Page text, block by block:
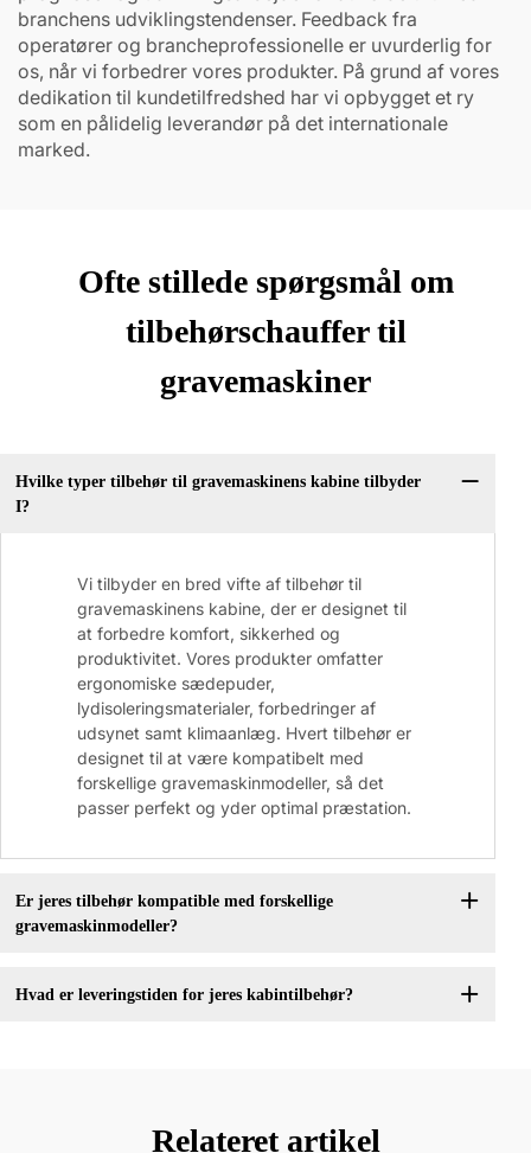
branchens udviklingstendenser. Feedback fra
operatører og brancheprofessionelle er uvurderlig for
os, når vi forbedrer vores produkter. På grund af vores
dedikation til kundetilfredshed har vi opbygget et ry
som en pålidelig leverandør på det internationale
marked.
Ofte stillede spørgsmål om
tilbehørschauffer til
gravemaskiner
Hvilke typer tilbehør til gravemaskinens kabine tilbyder
I?
Vi tilbyder en bred vifte af tilbehør til
gravemaskinens kabine, der er designet til
at forbedre komfort, sikkerhed og
produktivitet. Vores produkter omfatter
ergonomiske sædepuder,
lydisoleringsmaterialer, forbedringer af
udsynet samt klimaanlæg. Hvert tilbehør er
designet til at være kompatibelt med
forskellige gravemaskinmodeller, så det
passer perfekt og yder optimal præstation.
Er jeres tilbehør kompatible med forskellige
gravemaskinmodeller?
Hvad er leveringstiden for jeres kabintilbehør?
Relateret artikel